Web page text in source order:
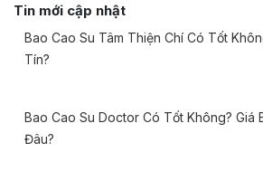
Tin mới cập nhật
Bao Cao Su Tâm Thiện Chí Có Tốt
Tín?
Bao Cao Su Doctor Có Tốt Không? Giá
Đâu?